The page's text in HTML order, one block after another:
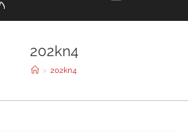
202kn4
> 202kn4